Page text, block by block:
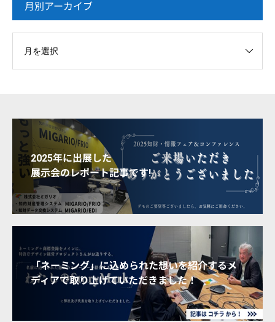
月別アーカイブ
2025年に出展した
展示会のレポート記事です!
「ネーミング」に込められた想いを紹介するメ
ディアで取り上げていただきました！